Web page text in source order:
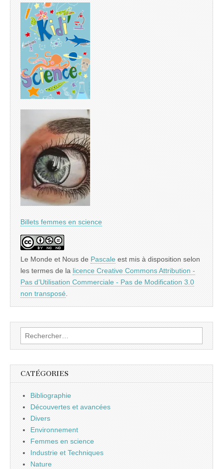
Billets femmes en science
Le Monde et Nous de Pascale est mis à disposition selon
les termes de la licence Creative Commons Attribution -
Pas d’Utilisation Commerciale - Pas de Modification 3.0
non transposé
Rechercher :
CATÉGORIES
Bibliographie
Découvertes et avancées
Divers
Environnement
Femmes en science
Industrie et Techniques
Nature